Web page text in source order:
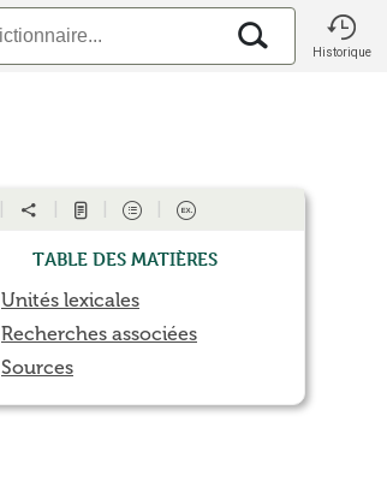
Historique
Table des matières
Unités lexicales
Recherches associées
Sources